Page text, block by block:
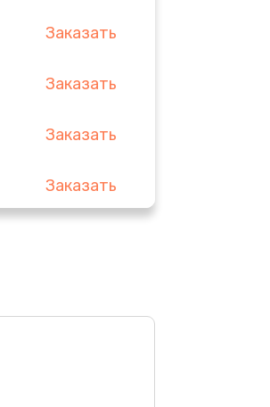
Заказать
Заказать
Заказать
Заказать